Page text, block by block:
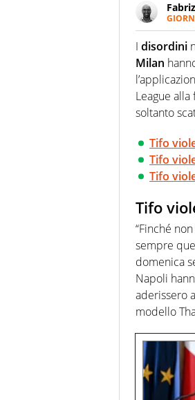
più
I disordini
Milan
League alla
soltanto
Tifo
Tifo
Tifo
Tifo
“Finché
sempre
domenica
Napoli
aderissero
modello